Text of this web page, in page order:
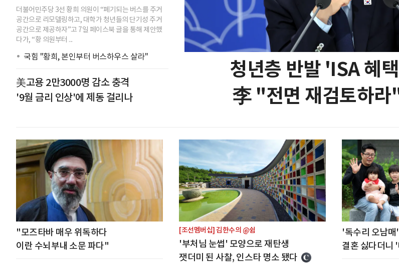
더불어민주당 3선 황희 의원이 “폐기되는 버스를 주거
공간으로 리모델링하고, 대학가 청년들의 단기성 주거
공간으로 제공하자”고 7일 페이스북 글을 통해 제안했
다가, “황 의원부터 ...
국힘 "황희, 본인부터 버스하우스 살라"
美고용 2만3000명 감소 충격
'9월 금리 인상'에 제동 걸리나
청년층 반발 'ISA 혜
李 "전면 재검토하라
"모즈타바 매우 위독하다
이란 수뇌부내 소문 파다"
[조선멤버십] 김한수의 @쉼
'부처님 눈썹' 모양으로 재탄생
잿더미 된 사찰, 인스타 명소 됐다
'독수리 오남
결혼 싫다더니